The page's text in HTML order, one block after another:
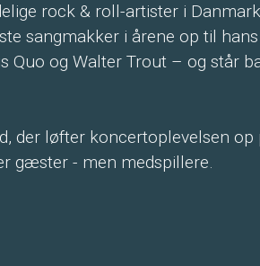
rock & roll-artister i
sangmakker i årene op til
og Walter Trout – og står
der løfter koncertoplevelsen op
gæster - men medspillere.